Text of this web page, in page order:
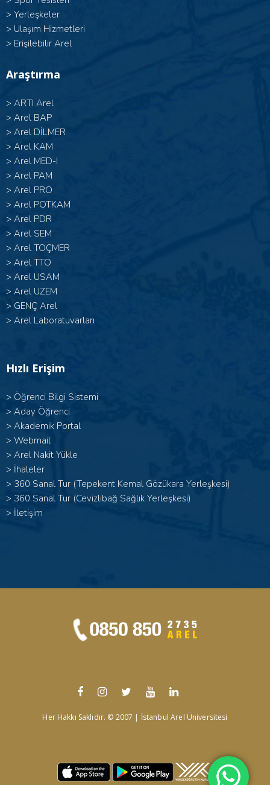
> Yerleşkeler
> Ulaşım Hizmetleri
> Erişilebilir Arel
Araştırma
> ARTI Arel
> Arel BAP
> Arel DİLMER
> Arel KAM
> Arel MED-I
> Arel PAM
> Arel PRO
> Arel POTKAM
> Arel PDR
> Arel SEM
> Arel TOÇMER
> Arel TTO
> Arel USAM
> Arel UZEM
> GENÇ Arel
> Arel Laboratuvarları
Hızlı Erişim
> Öğrenci Bilgi Sistemi
> Aday Öğrenci
> Akademik Portal
> Webmail
> Arel Nakit Yükle
> İhaleler
> 360 Sanal Tur (Tepekent Kemal Gözükara Yerleşkesi)
> 360 Sanal Tur (Cevizlibağ Sağlık Yerleşkesi)
> İletişim
Her Hakkı Saklıdır. © 2007 | İstanbul Arel Üniversitesi